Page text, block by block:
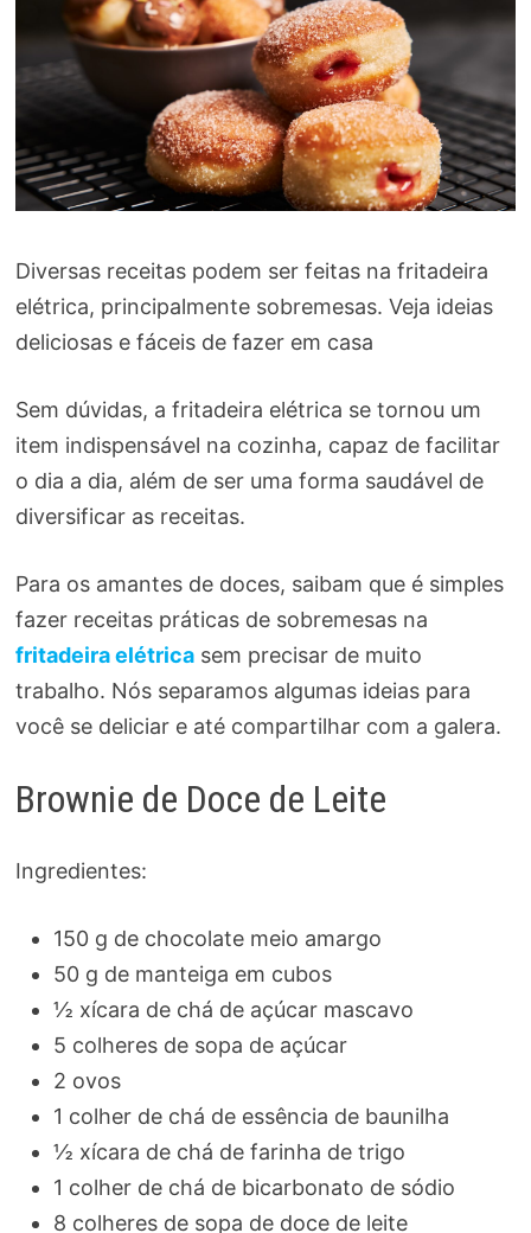
Diversas receitas podem ser feitas na fritadeira
elétrica, principalmente sobremesas. Veja ideias
deliciosas e fáceis de fazer em casa
Sem dúvidas, a fritadeira elétrica se tornou um
item indispensável na cozinha, capaz de facilitar
o dia a dia, além de ser uma forma saudável de
diversificar as receitas.
Para os amantes de doces, saibam que é simples
fazer receitas práticas de sobremesas na
fritadeira elétricasem precisar de muito
trabalho. Nós separamos algumas ideias para
você se deliciar e até compartilhar com a galera.
Brownie de Doce de Leite
Ingredientes:
150 g de chocolate meio amargo
50 g de manteiga em cubos
½ xícara de chá de açúcar mascavo
5 colheres de sopa de açúcar
2 ovos
1 colher de chá de essência de baunilha
½ xícara de chá de farinha de trigo
1 colher de chá de bicarbonato de sódio
8 colheres de sopa de doce de leite